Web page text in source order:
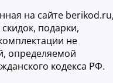
на сайте
подарки,
не
определяемой
кодекса РФ.